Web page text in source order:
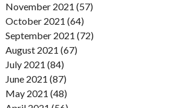
November 2021 (57)
October 2021 (64)
September 2021 (72)
August 2021 (67)
July 2021 (84)
June 2021 (87)
May 2021 (48)